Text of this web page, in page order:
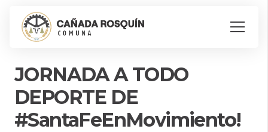
JORNADA A TODO
DEPORTE DE
#SantaFeEnMovimiento!